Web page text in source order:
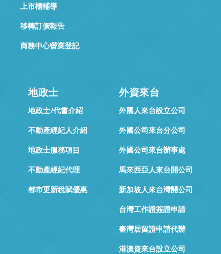
上市櫃輔導
移轉訂價報告
商務中心營業登記
地政士
地政士/代書介紹
不動產經紀人介紹
地政士服務項目
不動產經紀代理
都市更新稅賦優惠
外資來台
外國人來台設立公司
外國公司來台分公司
外國公司來台辦事處
馬來西亞人來台開公司
新加坡人來台灣開公司
台灣工作證簽證申請
臺灣居留證申請代辦
港澳資來台設立公司